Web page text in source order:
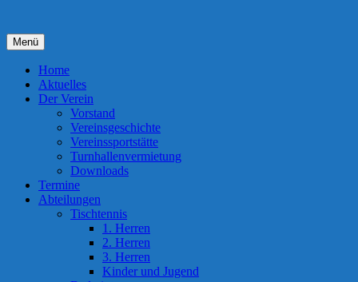
springen
Menü
Home
Aktuelles
Der Verein
Vorstand
Vereinsgeschichte
Vereinssportstätte
Turnhallenvermietung
Downloads
Termine
Abteilungen
Tischtennis
1. Herren
2. Herren
3. Herren
Kinder und Jugend